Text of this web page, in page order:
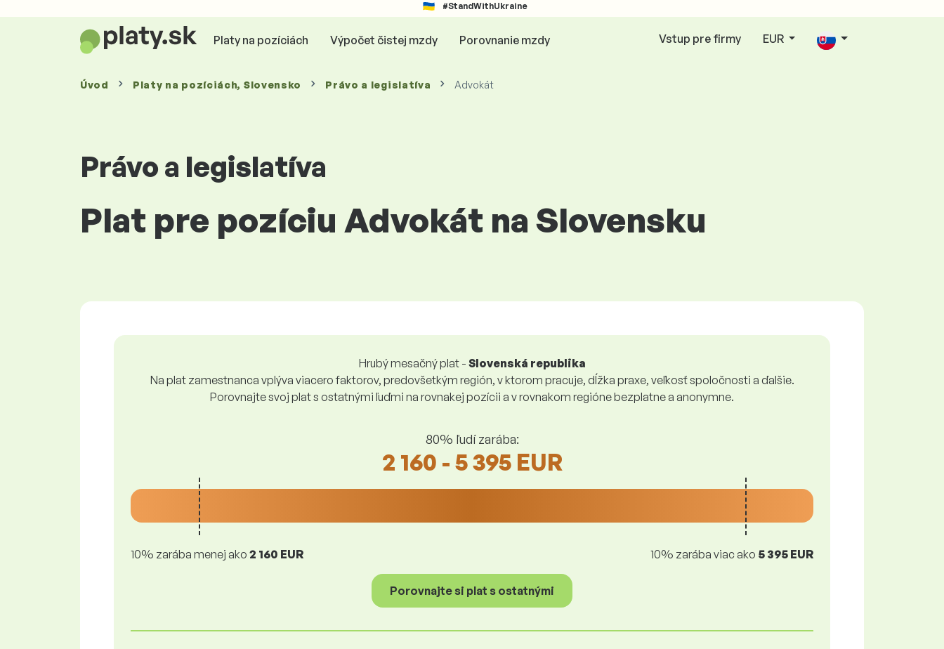
#StandWithUkraine
Platy na pozíciách Výpočet čistej mzdy Porovnanie mzdy Vstup pre firmy EUR
Úvod Platy na pozíciách, Slovensko Právo a legislatíva Advokát
Právo a legislatíva
Plat pre pozíciu Advokát na Slovensku
Hrubý mesačný plat - Slovenská republika
Na plat zamestnanca vplýva viacero faktorov, predovšetkým región, v ktorom pracuje, dĺžka praxe, veľkosť spoločnosti a ďalšie.
Porovnajte svoj plat s ostatnými ľuďmi na rovnakej pozícii a v rovnakom regióne bezplatne a anonymne.
80% ľudí zarába:
2 160 - 5 395 EUR
10% zarába menej ako 2 160 EUR 10% zarába viac ako 5 395 EUR
Porovnajte si plat s ostatnými